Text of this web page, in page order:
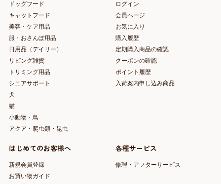
ドッグフード
キャットフード
美容・ケア用品
服・おさんぽ用品
日用品（デイリー）
リビング雑貨
トリミング用品
シニアサポート
犬
猫
小動物・鳥
アクア・爬虫類・昆虫
ログイン
会員ページ
お気に入り
購入履歴
定期購入商品の確認
クーポンの確認
ポイント履歴
入荷案内申し込み商品
はじめてのお客様へ
新規会員登録
お買い物ガイド
各種サービス
修理・アフターサービス